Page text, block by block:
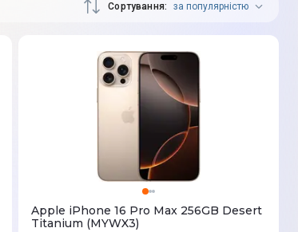
Сортування за популярністю
Apple iPhone 16 Pro Max 256GB Desert
Titanium (MYWX3)